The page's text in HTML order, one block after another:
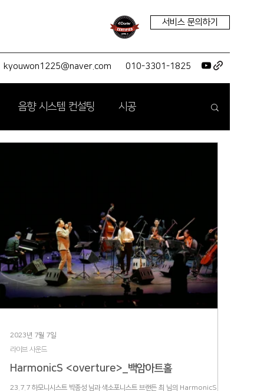
서비스 문의하기
kyouwon1225@naver.com 010-3301-1825
음향 시스템 컨설팅 시공
HarmonicS <overture>_백암아트홀
23.7.7 하모니시스트 박종성 님과 색소포니스트 브랜든 최 님의 HarmonicS
라이브 사운드
2023년 7월 7일